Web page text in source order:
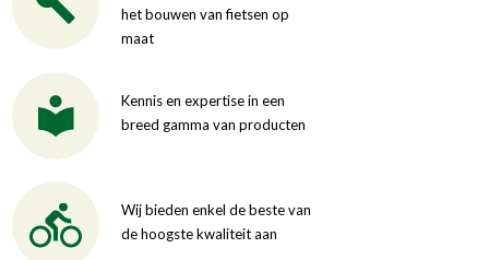
het bouwen van fietsen op
maat
Kennis en expertise in een
breed gamma van producten
Wij bieden enkel de beste van
de hoogste kwaliteit aan